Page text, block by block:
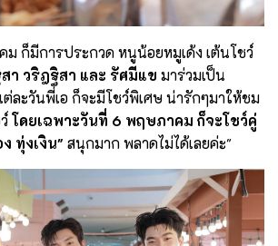
ม ก็มีการประกวด หนูน้อยหมูเด้ง เต้นโชว์
า วริฎฐิสา และ รัศมีแข มาร่วมเป็น
ละวันพี่เอ ก็จะมีโชว์พิเศษ น่ารักๆมาให้ชม
โดยเฉพาะวันที่ 6 พฤษภาคม ก็จะโชว์คู่
ทุ่งเงิน" สนุกมาก พลาดไม่ได้เลยค่ะ"